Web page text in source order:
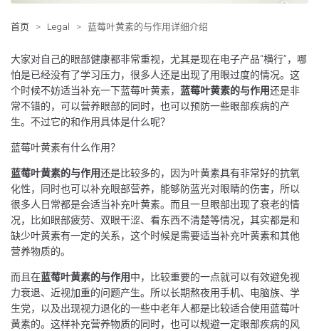
首页 > Legal > 蓝莓叶黄素的与作用详细介绍
大家对自己的眼部健康都非常重视，尤其是现在电子产品“横行”，哪
怕是已经没有了学习压力，很多人还是出现了用眼过度的情况。这
个时候不妨适当补充一下蓝莓叶黄素， 蓝莓叶黄素的与作用还是非
常不错的，可以营养眼部的同时，也可以预防一些眼部疾病的产
生。不过它的和作用具体是什么呢？
蓝莓叶黄素有什么作用？
蓝莓叶黄素的与作用还是比较多的，因为叶黄素具有非常好的抗氧
化性，同时也可以补充眼部营养，能够防蓝光对眼睛的伤害，所以
很多人日常都是会适当补充叶黄素。而且一旦眼部出现了衰老的情
况，比如眼部疲劳、双眼干涩、看东西不清楚等情况，其实都是和
缺少叶黄素有一定的关系，这个时候是需要适当补充叶黄素和其他
营养物质的。
而且在蓝莓叶黄素的与作用中，比较重要的一点就可以有效避免视
力衰退、近视加重的问题产生。所以长期熬夜用手机、电脑族、学
生党，以及出现视力退化的一些中老年人都是比较适合使用蓝莓叶
黄素的。这样补充营养物质的同时，也可以规避一定眼部疾病的风